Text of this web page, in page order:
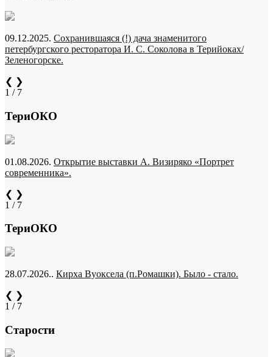
09.12.2025. Сохранившаяся (!) дача знаменитого
петербургского ресторатора И. С. Соколова в Терийоках/
Зеленогорске.
❮ ❯
1 / 7
ТериОКО
01.08.2026. Открытие выставки А. Визиряко «Портрет
современника».
❮ ❯
1 / 7
ТериОКО
28.07.2026.. Кирха Вуоксела (п.Ромашки). Было - стало.
❮ ❯
1 / 7
Старости